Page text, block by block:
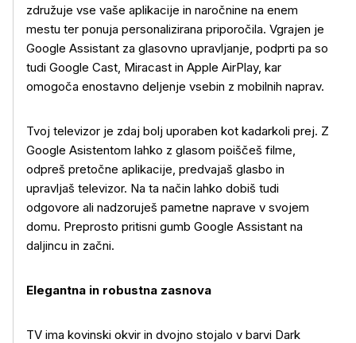
združuje vse vaše aplikacije in naročnine na enem
mestu ter ponuja personalizirana priporočila. Vgrajen je
Google Assistant za glasovno upravljanje, podprti pa so
tudi Google Cast, Miracast in Apple AirPlay, kar
omogoča enostavno deljenje vsebin z mobilnih naprav.
Tvoj televizor je zdaj bolj uporaben kot kadarkoli prej. Z
Google Asistentom lahko z glasom poiščeš filme,
odpreš pretočne aplikacije, predvajaš glasbo in
upravljaš televizor. Na ta način lahko dobiš tudi
odgovore ali nadzoruješ pametne naprave v svojem
domu. Preprosto pritisni gumb Google Assistant na
daljincu in začni.
Elegantna in robustna zasnova
TV ima kovinski okvir in dvojno stojalo v barvi Dark